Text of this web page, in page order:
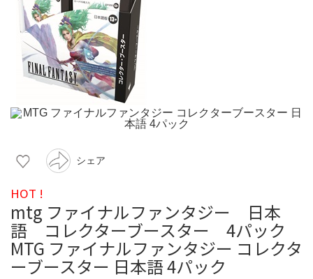
シェア
HOT !
mtg ファイナルファンタジー 日本
語 コレクターブースター 4パック
MTG ファイナルファンタジー コレクタ
ーブースター 日本語 4パック